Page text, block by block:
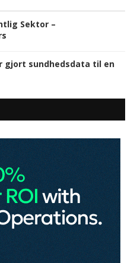
Sektor –
gjort sundhedsdata til en